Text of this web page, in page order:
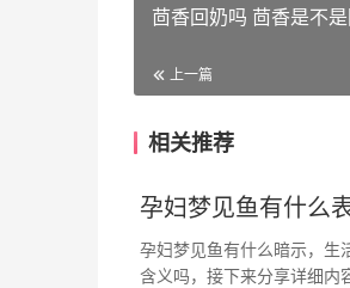
茴香回奶吗 茴香是不
上一篇
相关推荐
孕妇梦见鱼有什么
孕妇梦见鱼有什么暗示，生
含义吗，接下来分享详细